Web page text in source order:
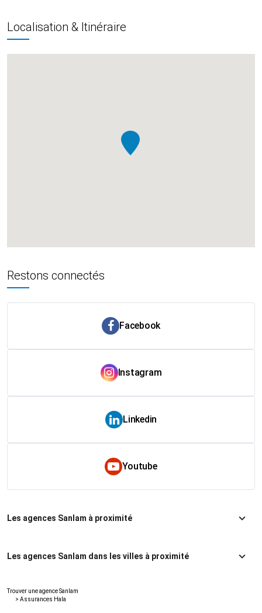
Localisation & Itinéraire
Restons connectés
Facebook
Instagram
Linkedin
Youtube
Les agences Sanlam à proximité
Les agences Sanlam dans les villes à proximité
Trouver une agence Sanlam
> Assurances Hala